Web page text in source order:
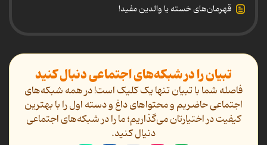
قهرمان‌های خسته یا والدین مفید!
تبیان را در شبکه‌های اجتماعی دنبال کنید
فاصله شما با تبیان تنها یک کلیک است! در همه شبکه‌های
اجتماعی حاضریم و محتواهای داغ و دسته اول را با بهترین
کیفیت در اختیارتان می‌گذاریم؛ ما را در شبکه‌های اجتماعی
دنیال کنید.